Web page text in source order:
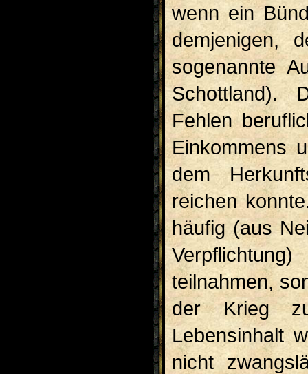
wenn ein
demjenigen,
sogenannte
Schottland).
Fehlen
Einkommens
dem
reichen
häufig (aus
teilnahmen,
der Krieg
Lebensinhalt
nicht